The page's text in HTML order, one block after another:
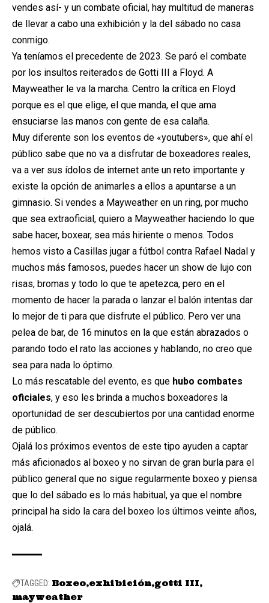
vendes así- y un combate oficial, hay multitud de maneras
de llevar a cabo una exhibición y la del sábado no casa
conmigo.
Ya teníamos el precedente de 2023. Se paró el combate
por los insultos reiterados de Gotti III a Floyd. A
Mayweather le va la marcha. Centro la crítica en Floyd
porque es el que elige, el que manda, el que ama
ensuciarse las manos con gente de esa calaña.
Muy diferente son los eventos de «youtubers», que ahí el
público sabe que no va a disfrutar de boxeadores reales,
va a ver sus ídolos de internet ante un reto importante y
existe la opción de animarles a ellos a apuntarse a un
gimnasio. Si vendes a Mayweather en un ring, por mucho
que sea extraoficial, quiero a Mayweather haciendo lo que
sabe hacer, boxear, sea más hiriente o menos. Todos
hemos visto a Casillas jugar a fútbol contra Rafael Nadal y
muchos más famosos, puedes hacer un show de lujo con
risas, bromas y todo lo que te apetezca, pero en el
momento de hacer la parada o lanzar el balón intentas dar
lo mejor de ti para que disfrute el público. Pero ver una
pelea de bar, de 16 minutos en la que están abrazados o
parando todo el rato las acciones y hablando, no creo que
sea para nada lo óptimo.
Lo más rescatable del evento, es que hubo combates
oficiales, y eso les brinda a muchos boxeadores la
oportunidad de ser descubiertos por una cantidad enorme
de público.
Ojalá los próximos eventos de este tipo ayuden a captar
más aficionados al boxeo y no sirvan de gran burla para el
público general que no sigue regularmente boxeo y piensa
que lo del sábado es lo más habitual, ya que el nombre
principal ha sido la cara del boxeo los últimos veinte años,
ojalá.
TAGGED: Boxeo exhibición gotti III
mayweather